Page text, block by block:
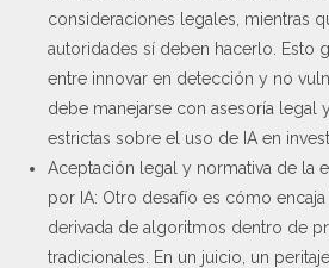
consideraciones legales, mientras
autoridades sí deben hacerlo. Esto
entre innovar en detección y no
debe manejarse con asesoría legal
estrictas sobre el uso de IA en
Aceptación legal y normativa de la
por IA: Otro desafío es cómo encaja
derivada de algoritmos dentro de
tradicionales. En un juicio, un